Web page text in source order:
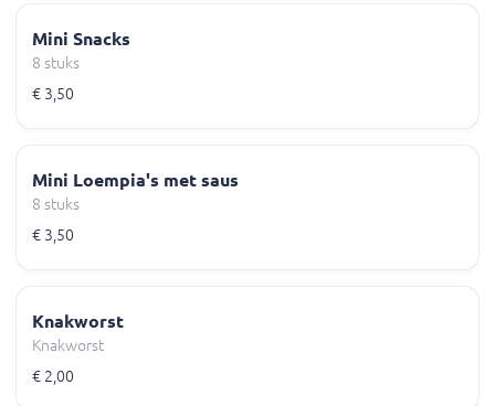
Mini Snacks
8 stuks
€ 3,50
Mini Loempia's met saus
8 stuks
€ 3,50
Knakworst
Knakworst
€ 2,00